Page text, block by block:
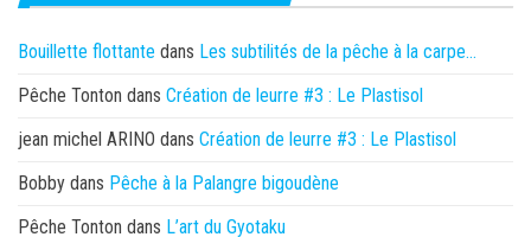
Bouillette flottante dans Les subtilités de la pêche à la carpe…
Pêche Tonton dans Création de leurre #3 : Le Plastisol
jean michel ARINO dans Création de leurre #3 : Le Plastisol
Bobby dans Pêche à la Palangre bigoudène
Pêche Tonton dans L’art du Gyotaku